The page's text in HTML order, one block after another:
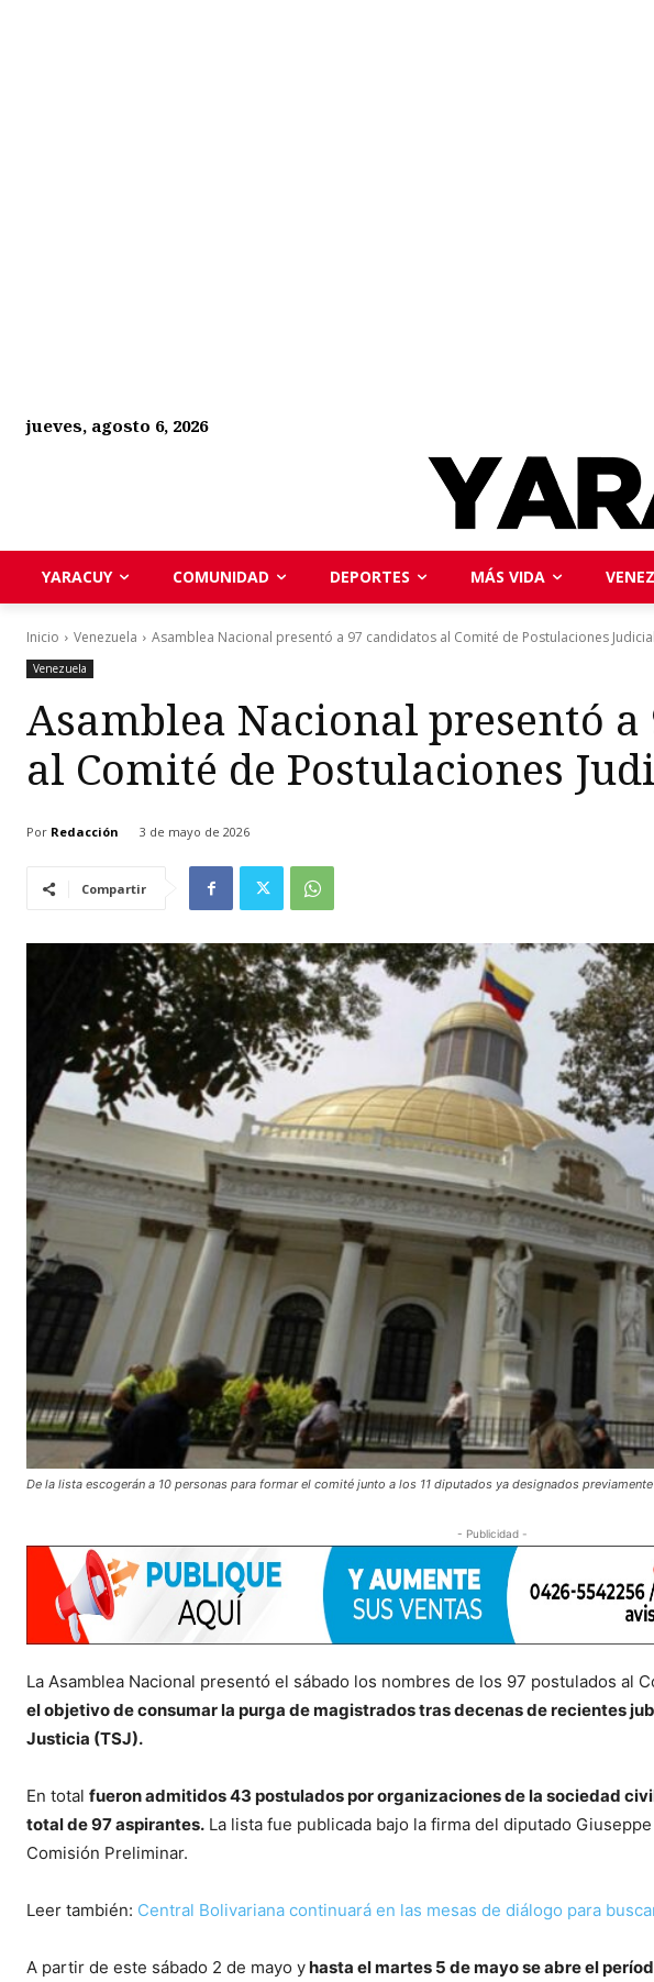
jueves, agosto 6, 2026
YARACUY COMUNIDAD DEPORTES MÁS VIDA
Inicio Venezuela Asamblea Nacional presentó a 97 candidatos al Comité de Postulaciones
Venezuela
Asamblea Nacional presentó a
al Comité de Postulaciones
Por Redacción 3 de mayo de 2026
Compartir
De la lista escogerán a 10 personas para formar el comité junto a los 11 diputados ya designados previamente
- Publicidad -
La Asamblea Nacional presentó el sábado los nombres de los 97 postulados al
el objetivo de consumar la purga de magistrados tras decenas de recientes
Justicia (TSJ).
En total fueron admitidos 43 postulados por organizaciones de la sociedad
total de 97 aspirantes. La lista fue publicada bajo la firma del diputado
Comisión Preliminar.
Leer también: Central Bolivariana continuará en las mesas de diálogo para
A partir de este sábado 2 de mayo yhasta el martes 5 de mayo se abre el